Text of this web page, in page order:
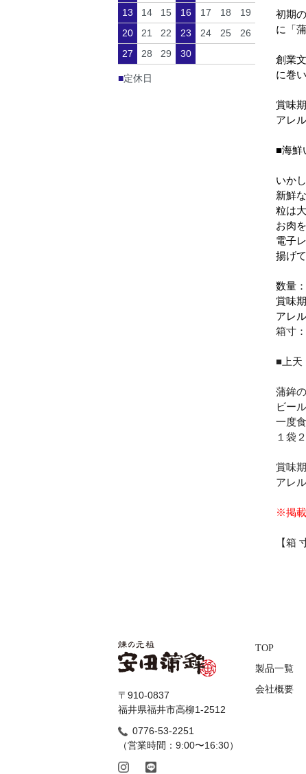
13
14 15 16 17 18
19
20
21 22 23 24 25
26
27
28 29 30
■定休日
初期
に「
創業
に巻
賞味
アレ
■海鮮
いか
新鮮
粒は
お肉
電子
揚げ
数量
賞味
アレ
箱寸
■上天
蒲鉾
ビー
一度
１袋
賞味
アレ
※掲
【箱
〒910-0837
福井県福井市高柳1-2512
0776-53-2251
（営業時間：9:00〜16:30）
TOP
製品一覧
会社概要